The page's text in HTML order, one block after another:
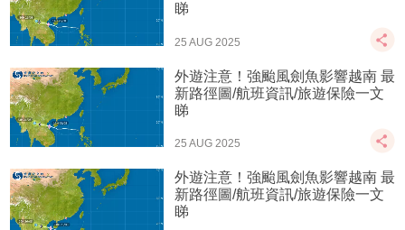
睇
25 AUG 2025
外遊注意！強颱風劍魚影響越南 最
新路徑圖/航班資訊/旅遊保險一文
睇
25 AUG 2025
外遊注意！強颱風劍魚影響越南 最
新路徑圖/航班資訊/旅遊保險一文
睇